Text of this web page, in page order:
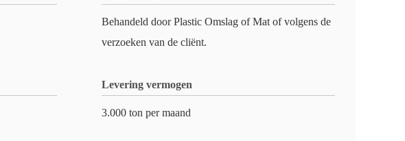
Behandeld door Plastic Omslag of Mat of volgens de
verzoeken van de cliënt.
Levering vermogen
3.000 ton per maand